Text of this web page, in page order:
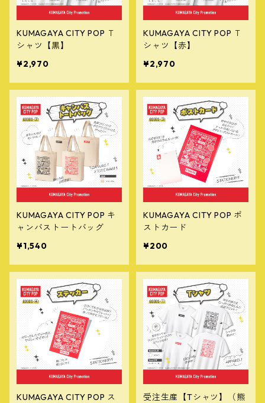
KUMAGAYA CITY POP Ｔ
シャツ【黒】
¥2,970
KUMAGAYA CITY POP Ｔ
シャツ【赤】
¥2,970
KUMAGAYA CITY POP キ
ャンバストートバッグ
¥1,540
KUMAGAYA CITY POP ポ
ストカード
¥200
KUMAGAYA CITY POP ス
受注生産【Tシャツ】（熊